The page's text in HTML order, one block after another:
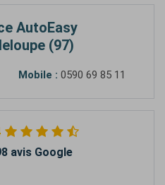
AutoEasy
(97)
Mobile : 0590 69 85 11
avis Google